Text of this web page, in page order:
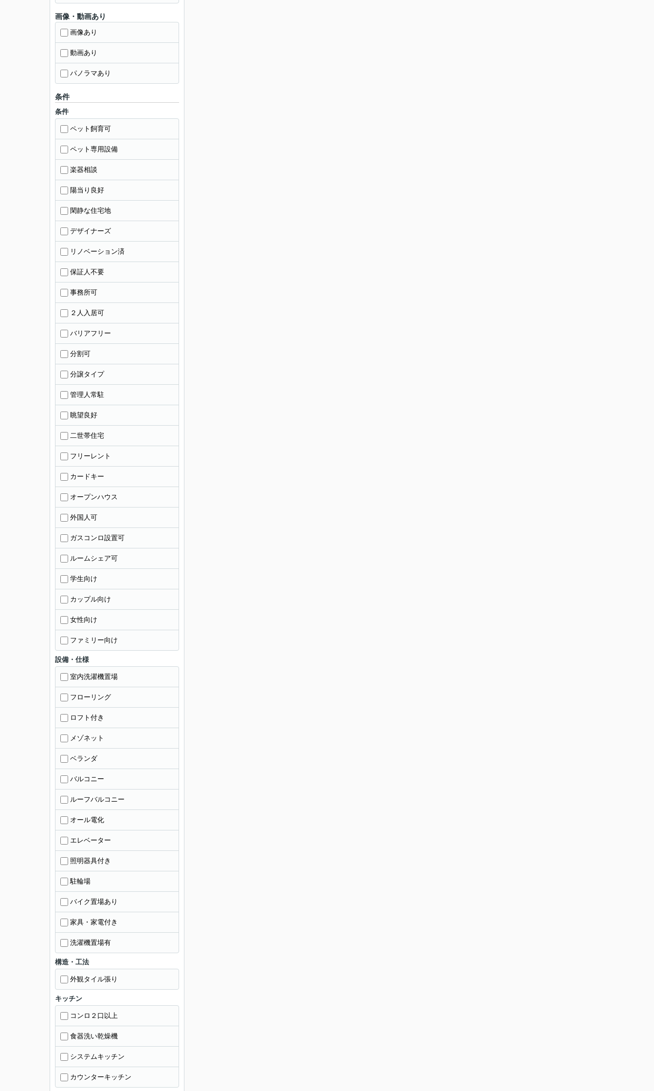
画像・動画あり
画像あり
動画あり
パノラマあり
条件
条件
ペット飼育可
ペット専用設備
楽器相談
陽当り良好
閑静な住宅地
デザイナーズ
リノベーション済
保証人不要
事務所可
２人入居可
バリアフリー
分割可
分譲タイプ
管理人常駐
眺望良好
二世帯住宅
フリーレント
カードキー
オープンハウス
外国人可
ガスコンロ設置可
ルームシェア可
学生向け
カップル向け
女性向け
ファミリー向け
設備・仕様
室内洗濯機置場
フローリング
ロフト付き
メゾネット
ベランダ
バルコニー
ルーフバルコニー
オール電化
エレベーター
照明器具付き
駐輪場
バイク置場あり
家具・家電付き
洗濯機置場有
構造・工法
外観タイル張り
キッチン
コンロ２口以上
食器洗い乾燥機
システムキッチン
カウンターキッチン